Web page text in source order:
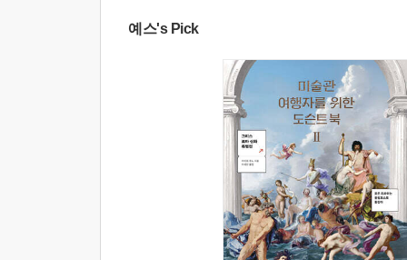
예스's Pick